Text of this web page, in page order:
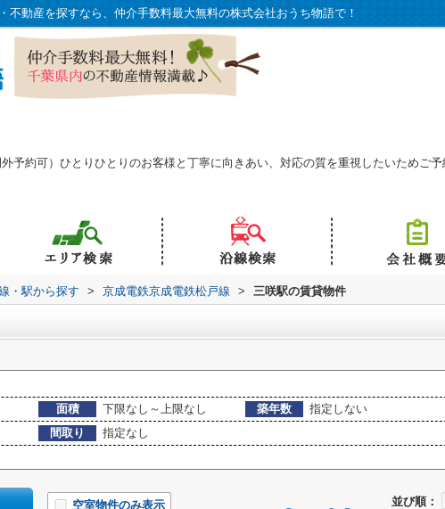
不動産を探すなら、仲介手数料最大無料の株式会社おうち物語で！
予約可）ひとりひとりのお客様と丁寧に向きあい、対応の質を重視したいためご
・駅から探す > 京成電鉄京成電鉄松戸線 > 三咲駅の賃貸物件
面積 下限なし～上限なし 築年数
指定しない
間取り
指定なし
並び順：
空室物件のみ表示